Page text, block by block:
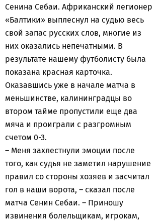
Сенина Себаи. Африканский легионер
«Балтики» выплеснул на судью весь
свой запас русских слов, многие из
них оказались непечатными. В
результате нашему футболисту была
показана красная карточка.
Оказавшись уже в начале матча в
меньшинстве, калининградцы во
втором тайме пропустили еще два
мяча и проиграли с разгромным
счетом 0-3.
– Меня захлестнули эмоции после
того, как судья не заметил нарушение
правил со стороны хозяев и засчитал
гол в наши ворота, – сказал после
матча Сенин Себаи. – Приношу
извинения болельщикам, игрокам,